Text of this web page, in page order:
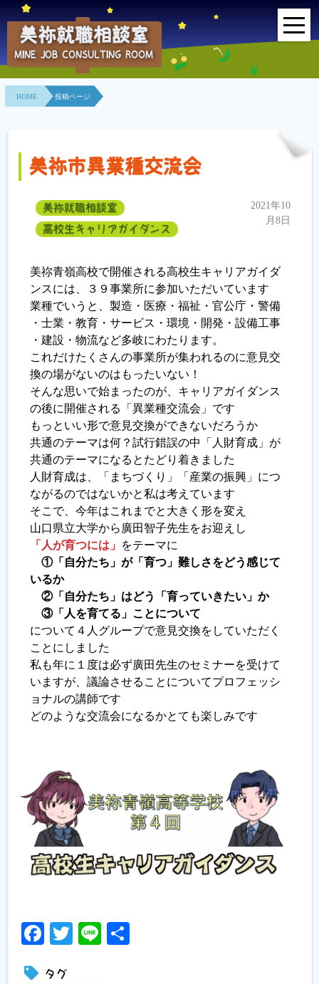
HOME
事業所紹介
相談室とは？
利用者の声
求人情報検索
各種セミナー
履歴書ジェネレーター
美祢就職相談室
MINE JOB CONSULTING ROOM
HOME 投稿ページ
美祢市異業種交流会
美祢就職相談室
高校生キャリアガイダンス
2021年10
月8日
美祢青嶺高校で開催される高校生キャリアガイダ
ンスには、３９事業所に参加いただいています
業種でいうと、製造・医療・福祉・官公庁・警備
・士業・教育・サービス・環境・開発・設備工事
・建設・物流など多岐にわたります。
これだけたくさんの事業所が集われるのに意見交
換の場がないのはもったいない！
そんな思いで始まったのが、キャリアガイダンス
の後に開催される「異業種交流会」です
もっといい形で意見交換ができないだろうか
共通のテーマは何？試行錯誤の中「人財育成」が
共通のテーマになるとたどり着きました
人財育成は、「まちづくり」「産業の振興」につ
ながるのではないかと私は考えています
そこで、今年はこれまでと大きく形を変え
山口県立大学から廣田智子先生をお迎えし
「人が育つには」
をテーマに
①「自分たち」が「育つ」難しさをどう感じて
いるか
②「自分たち」はどう「育っていきたい」か
③「人を育てる」ことについて
について４人グループで意見交換をしていただく
ことにしました
私も年に１度は必ず廣田先生のセミナーを受けて
いますが、議論させることについてプロフェッシ
ョナルの講師です
どのような交流会になるかとても楽しみです
Facebook
Twitter
Line
タグ